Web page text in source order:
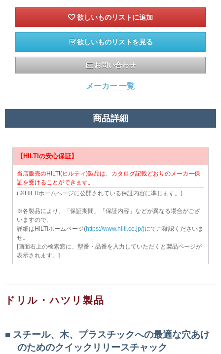
欲しいものリストを見る
お問い合わせ
メーカー 一覧
商品詳細
【HILTIの安心保証】
当店販売のHILTI(ヒルティ)製品は、カタログ記載どおりのメーカー保
証を受けることができます。
(※HILTIホームページに公開されている保証内容に準じます。)
※各製品により、「保証期間」「保証内容」などが異なる場合がござ
いますので、
詳細はHILTIホームページ(https://www.hilti.co.jp/)にてご確認くださいま
せ。
[画面右上の検索窓に、型番・品番を入力していただくと製品ページが
表示されます。]
ドリル・ハツリ製品
スチール、木、プラスチックへの最適な穴あけ
のためのクイックリリースチャック